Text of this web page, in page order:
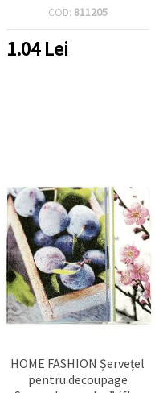
COD: 811205
1.04Lei
HOME FASHION Șervețel
pentru decoupage